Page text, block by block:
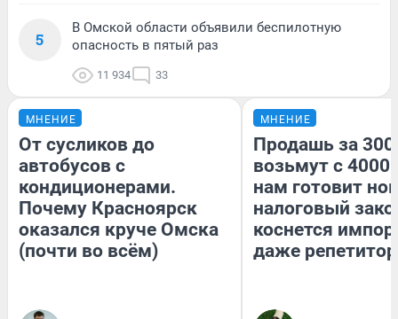
5
В Омской области объявили беспилотную
опасность в пятый раз
11 934 33
МНЕНИЕ
От сусликов до
автобусов с
кондиционерами.
Почему Красноярск
оказался круче Омска
(почти во всём)
МНЕНИЕ
Продашь за
возьмут с
нам готовит
налоговый
коснется
даже